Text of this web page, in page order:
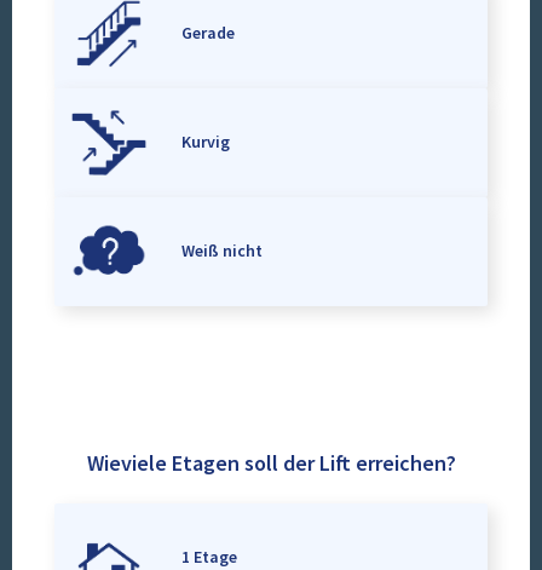
Gerade
Kurvig
Weiß nicht
Wieviele Etagen soll der Lift erreichen?
1 Etage